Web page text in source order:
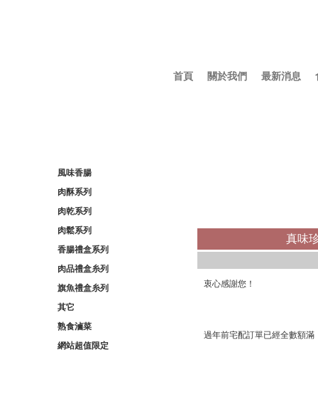
風味香腸
肉酥系列
肉乾系列
肉鬆系列
香腸禮盒系列
肉品禮盒糸列
旗魚禮盒糸列
其它
熟食滷菜
網站超值限定
首頁 關於我們 最新消息
真味
衷心感謝您！
過年前宅配訂單已經全數額